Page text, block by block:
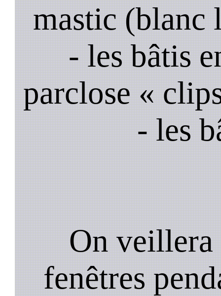
mastic (blanc
- les bâtis
parclose «
- les
On veillera
fenêtres